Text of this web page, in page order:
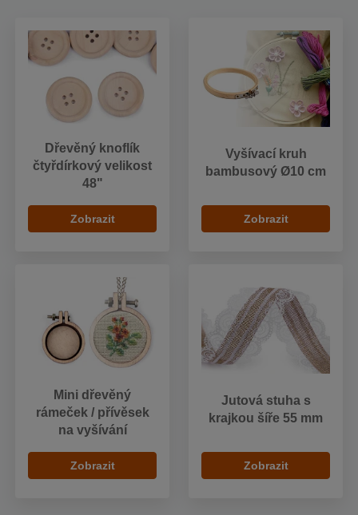
Dřevěný knoflík
čtyřdírkový velikost
48"
Zobrazit
Vyšívací kruh
bambusový Ø10 cm
Zobrazit
Mini dřevěný
rámeček / přívěsek
na vyšívání
Zobrazit
Jutová stuha s
krajkou šíře 55 mm
Zobrazit